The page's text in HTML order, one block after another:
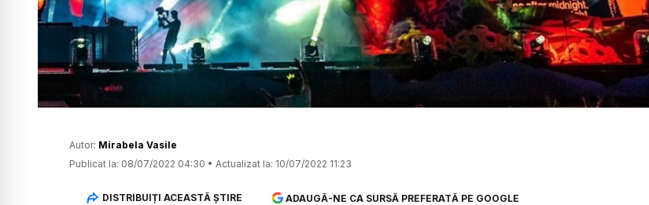
Autor: Mirabela Vasile
Publicat la: 08/07/2022 04:30 • Actualizat la: 10/07/2022 11:23
DISTRIBUIȚI ACEASTĂ ȘTIRE ADAUGĂ-NE CA SURSĂ PREFERATĂ PE GOOGLE